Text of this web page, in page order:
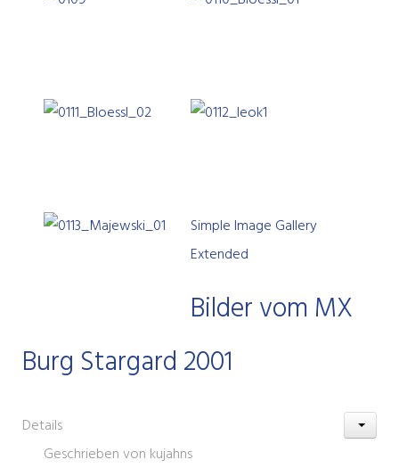
Simple Image Gallery
Extended
Bilder vom MX
Burg Stargard 2001
Details
Geschrieben von kujahns